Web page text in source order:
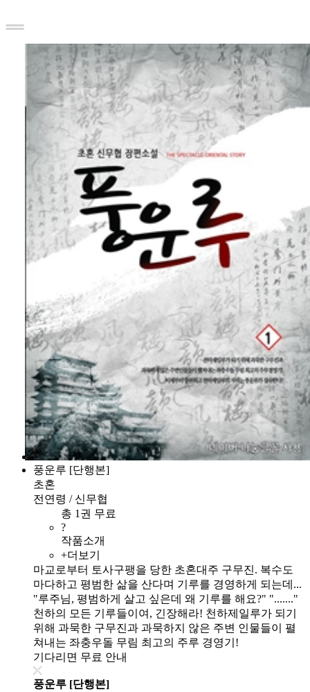
풍운루 [단행본]
초혼
전연령 / 신무협
총 1권 무료
?
작품소개
+더보기
마교로부터 토사구팽을 당한 초혼대주 구무진. 복수도
마다하고 평범한 삶을 산다며 기루를 경영하게 되는데...
"루주님, 평범하게 살고 싶은데 왜 기루를 해요?" "......."
천하의 모든 기루들이여, 긴장해라! 천하제일루가 되기
위해 과묵한 구무진과 과묵하지 않은 주변 인물들이 펼
쳐내는 좌충우돌 무림 최고의 주루 경영기!
기다리면 무료 안내
풍운루 [단행본]